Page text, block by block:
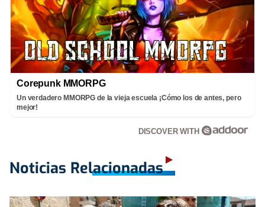
Corepunk MMORPG
Un verdadero MMORPG de la vieja escuela ¡Cómo los de antes, pero
mejor!
DISCOVER WITH
Noticias Relacionadas